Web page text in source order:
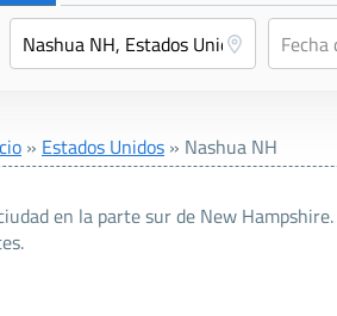
» Estados Unidos » Nashua NH
en la parte sur de New